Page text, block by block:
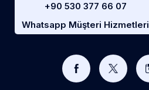
+90 530 377 66 07
Whatsapp Müşteri Hizmetleri